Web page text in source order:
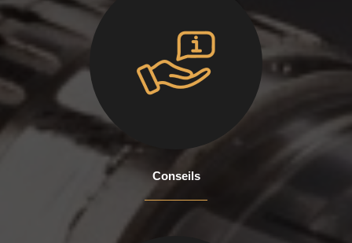
Conseils